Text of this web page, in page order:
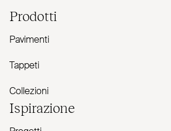
Prodotti
Pavimenti
Tappeti
Collezioni
Ispirazione